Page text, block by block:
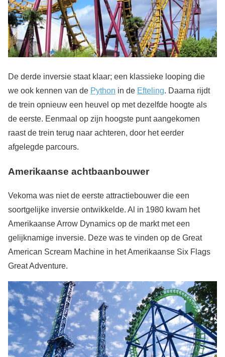
De derde inversie staat klaar; een klassieke looping die
we ook kennen van de Python in de Efteling. Daarna rijdt
de trein opnieuw een heuvel op met dezelfde hoogte als
de eerste. Eenmaal op zijn hoogste punt aangekomen
raast de trein terug naar achteren, door het eerder
afgelegde parcours.
Amerikaanse achtbaanbouwer
Vekoma was niet de eerste attractiebouwer die een
soortgelijke inversie ontwikkelde. Al in 1980 kwam het
Amerikaanse Arrow Dynamics op de markt met een
gelijknamige inversie. Deze was te vinden op de Great
American Scream Machine in het Amerikaanse Six Flags
Great Adventure.